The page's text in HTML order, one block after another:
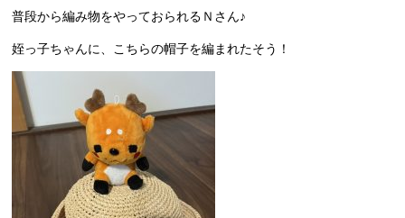
普段から編み物をやっておられるＮさん♪
姪っ子ちゃんに、こちらの帽子を編まれたそう！